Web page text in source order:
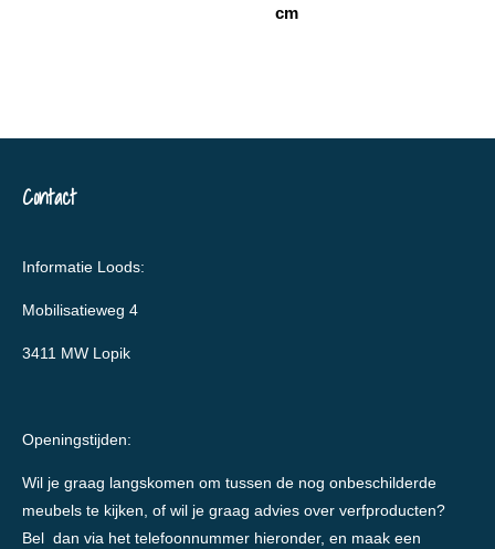
cm
Contact
Informatie Loods:
Mobilisatieweg 4
3411 MW Lopik
Openingstijden:
Wil je graag langskomen om tussen de nog onbeschilderde
meubels te kijken, of wil je graag advies over verfproducten?
Bel dan via het telefoonnummer hieronder, en maak een